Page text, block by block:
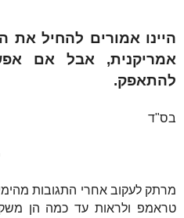
היינו אמורים להחיל את
אמריקנית, אבל אם
להתאפק.
בס"ד
מרתק לעקוב אחרי התגובות
טראמפ ולראות עד כמה הן